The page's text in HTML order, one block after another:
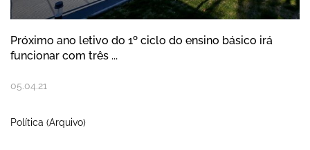
Próximo ano letivo do 1º ciclo do ensino básico irá
funcionar com três ...
05.04.21
Política (Arquivo)